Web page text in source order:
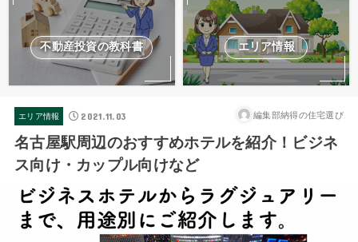
不動産投資の教科書 エリア情報
エリア情報 2021.11.03 編集部納得の住宅選び
名古屋駅周辺のおすすめホテルを紹介！ビジネ
ス向け・カップル向けなど